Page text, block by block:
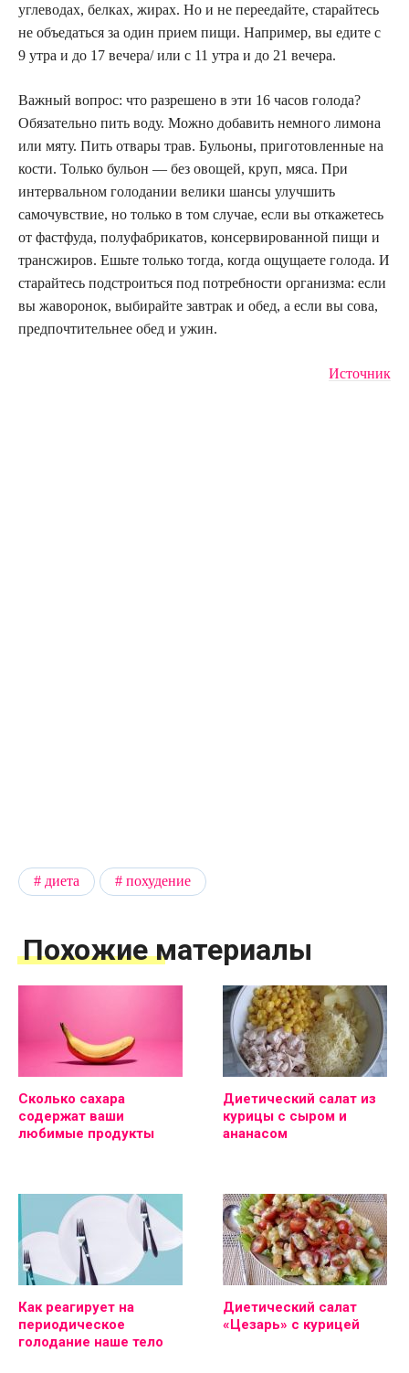
углеводах, белках, жирах. Но и не переедайте, старайтесь
не объедаться за один прием пищи. Например, вы едите с
9 утра и до 17 вечера/ или с 11 утра и до 21 вечера.
Важный вопрос: что разрешено в эти 16 часов голода?
Обязательно пить воду. Можно добавить немного лимона
или мяту. Пить отвары трав. Бульоны, приготовленные на
кости. Только бульон — без овощей, круп, мяса. При
интервальном голодании велики шансы улучшить
самочувствие, но только в том случае, если вы откажетесь
от фастфуда, полуфабрикатов, консервированной пищи и
трансжиров. Ешьте только тогда, когда ощущаете голода. И
старайтесь подстроиться под потребности организма: если
вы жаворонок, выбирайте завтрак и обед, а если вы сова,
предпочтительнее обед и ужин.
Источник
диета похудение
Похожие материалы
Сколько сахара
содержат ваши
любимые продукты
Диетический салат из
курицы с сыром и
ананасом
Как реагирует на
периодическое
голодание наше тело
Диетический салат
«Цезарь» с курицей